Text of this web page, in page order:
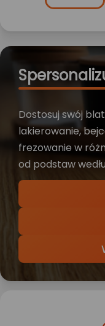
Dostosuj swój
lakierowanie,
frezowanie w
od podstaw